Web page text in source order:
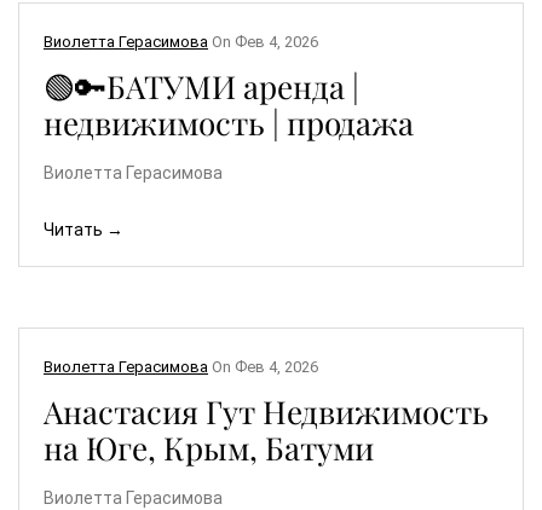
Виолетта Герасимова On Фев 4, 2026
🟢🔑БАТУМИ аренда |
недвижимость | продажа
Виолетта Герасимова
Читать →
Виолетта Герасимова On Фев 4, 2026
Анастасия Гут Недвижимость
на Юге, Крым, Батуми
Виолетта Герасимова